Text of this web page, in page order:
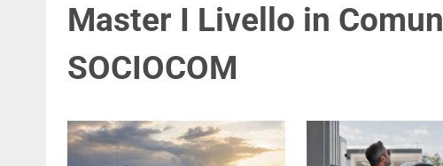
Master I Livello in
SOCIOCOM